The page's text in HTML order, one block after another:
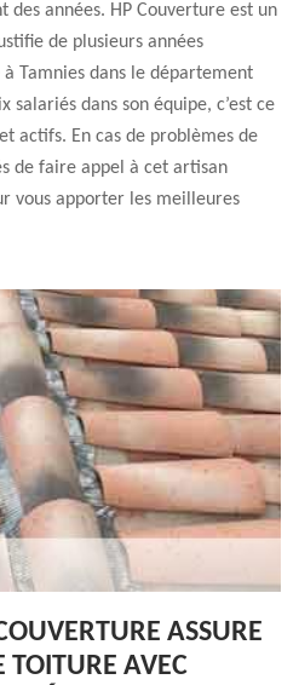
années. HP Couverture est un
de plusieurs années
Tamnies dans le département
salariés dans son équipe, c’est ce
actifs. En cas de problèmes de
de faire appel à cet artisan
vous apporter les meilleures
ASSURE
TOITURE AVEC